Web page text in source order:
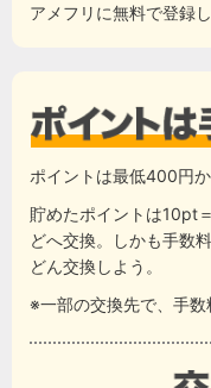
アメフリに無料で登録
ポイントは最低400円
貯めたポイントは10pt
どへ交換。しかも手数
どん交換しよう。
※一部の交換先で、手数